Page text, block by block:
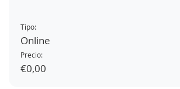
Tipo:
Online
Precio:
€0,00